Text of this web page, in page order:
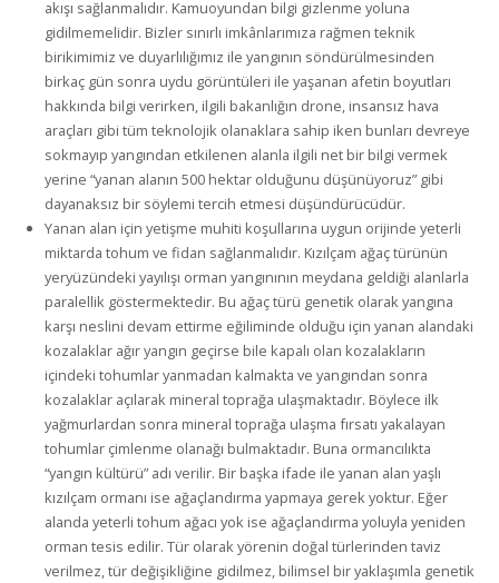
akışı sağlanmalıdır. Kamuoyundan bilgi gizlenme yoluna
gidilmemelidir. Bizler sınırlı imkânlarımıza rağmen teknik
birikimimiz ve duyarlılığımız ile yangının söndürülmesinden
birkaç gün sonra uydu görüntüleri ile yaşanan afetin boyutları
hakkında bilgi verirken, ilgili bakanlığın drone, insansız hava
araçları gibi tüm teknolojik olanaklara sahip iken bunları devreye
sokmayıp yangından etkilenen alanla ilgili net bir bilgi vermek
yerine “yanan alanın 500 hektar olduğunu düşünüyoruz” gibi
dayanaksız bir söylemi tercih etmesi düşündürücüdür.
Yanan alan için yetişme muhiti koşullarına uygun orijinde yeterli
miktarda tohum ve fidan sağlanmalıdır. Kızılçam ağaç türünün
yeryüzündeki yayılışı orman yangınının meydana geldiği alanlarla
paralellik göstermektedir. Bu ağaç türü genetik olarak yangına
karşı neslini devam ettirme eğiliminde olduğu için yanan alandaki
kozalaklar ağır yangın geçirse bile kapalı olan kozalakların
içindeki tohumlar yanmadan kalmakta ve yangından sonra
kozalaklar açılarak mineral toprağa ulaşmaktadır. Böylece ilk
yağmurlardan sonra mineral toprağa ulaşma fırsatı yakalayan
tohumlar çimlenme olanağı bulmaktadır. Buna ormancılıkta
“yangın kültürü” adı verilir. Bir başka ifade ile yanan alan yaşlı
kızılçam ormanı ise ağaçlandırma yapmaya gerek yoktur. Eğer
alanda yeterli tohum ağacı yok ise ağaçlandırma yoluyla yeniden
orman tesis edilir. Tür olarak yörenin doğal türlerinden taviz
verilmez, tür değişikliğine gidilmez, bilimsel bir yaklaşımla genetik